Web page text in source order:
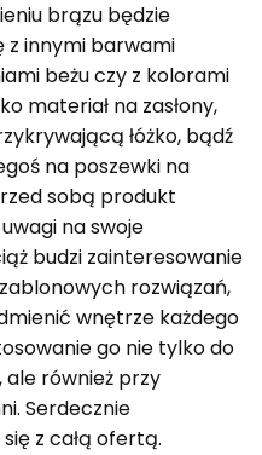
brązu będzie
z innymi barwami
beżu czy z kolorami
materiał na zasłony,
łóżko, bądź
na poszewki na
sobą produkt
na swoje
budzi zainteresowanie
rozwiązań,
wnętrze każdego
go nie tylko do
ale również przy
Serdecznie
z całą ofertą.